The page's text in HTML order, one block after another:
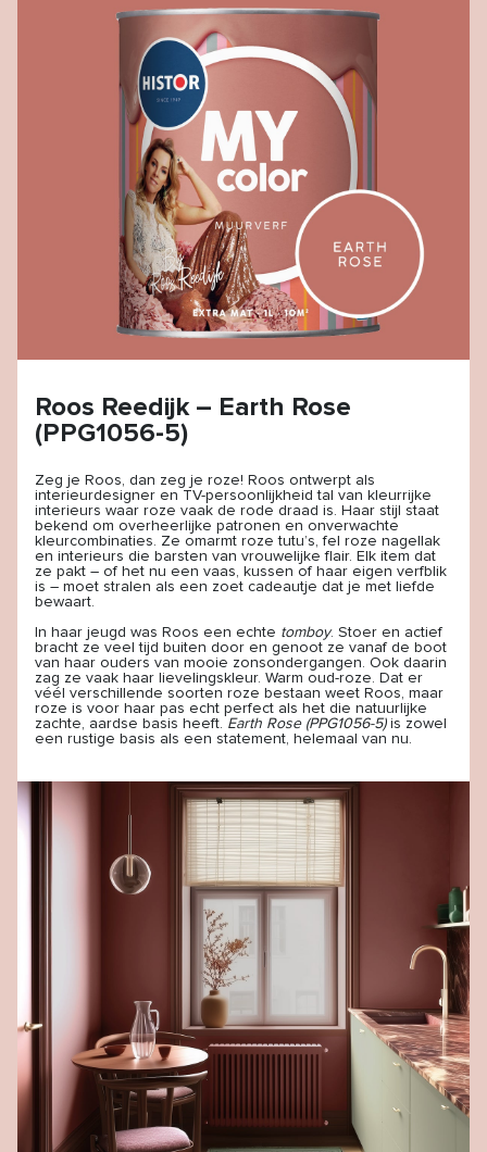
Roos Reedijk – Earth Rose
(PPG1056-5)
Zeg je Roos, dan zeg je roze! Roos ontwerpt als
interieurdesigner en TV-persoonlijkheid tal van kleurrijke
interieurs waar roze vaak de rode draad is. Haar stijl staat
bekend om overheerlijke patronen en onverwachte
kleurcombinaties. Ze omarmt roze tutu’s, fel roze nagellak
en interieurs die barsten van vrouwelijke flair. Elk item dat
ze pakt – of het nu een vaas, kussen of haar eigen verfblik
is – moet stralen als een zoet cadeautje dat je met liefde
bewaart.
In haar jeugd was Roos een echte tomboy. Stoer en actief
bracht ze veel tijd buiten door en genoot ze vanaf de boot
van haar ouders van mooie zonsondergangen. Ook daarin
zag ze vaak haar lievelingskleur. Warm oud-roze. Dat er
véél verschillende soorten roze bestaan weet Roos, maar
roze is voor haar pas echt perfect als het die natuurlijke
zachte, aardse basis heeft. Earth Rose (PPG1056-5) is zowel
een rustige basis als een statement, helemaal van nu.